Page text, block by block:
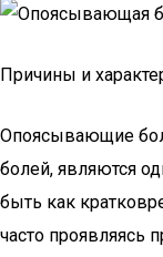
Причины и
Опоясывающие
болей, являются
быть как
часто проявляясь